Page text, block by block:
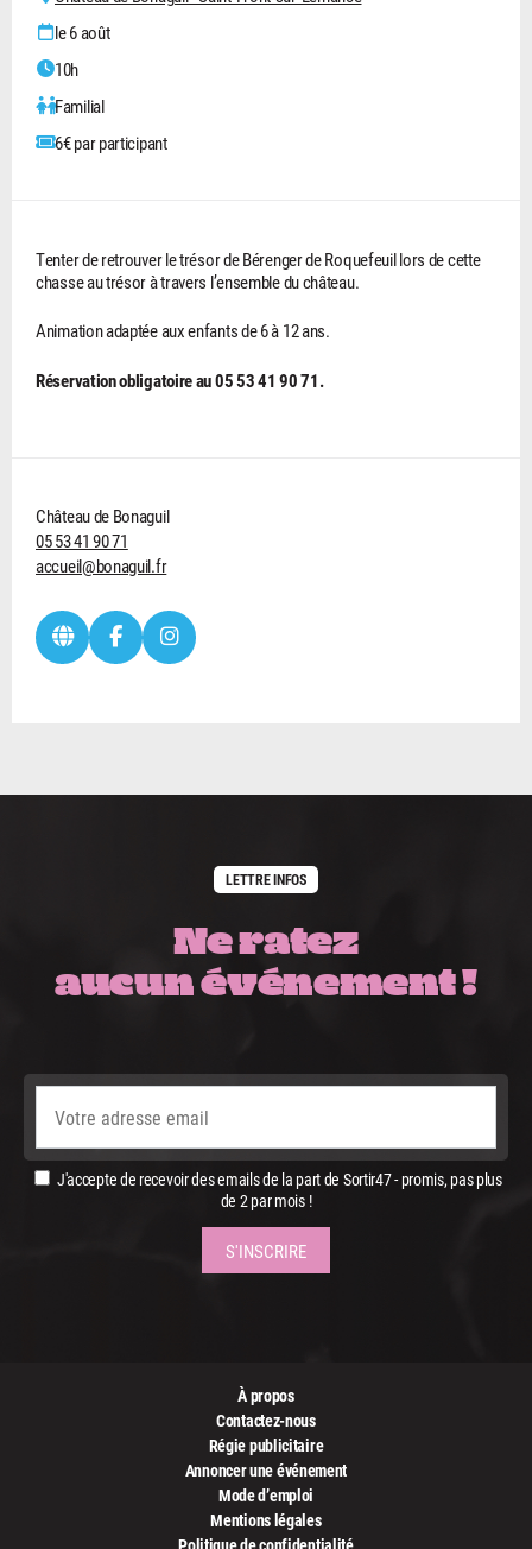
le 6 août
10h
Familial
6€ par participant
Tenter de retrouver le trésor de Bérenger de Roquefeuil lors de cette
chasse au trésor à travers l’ensemble du château.
Animation adaptée aux enfants de 6 à 12 ans.
Réservation obligatoire au 05 53 41 90 71.
Château de Bonaguil
05 53 41 90 71
accueil@bonaguil.fr
LETTRE INFOS
Ne ratez
aucun événement !
J'accepte de recevoir des emails de la part de Sortir47 - promis, pas plus
de 2 par mois !
À propos
Contactez-nous
Régie publicitaire
Annoncer une événement
Mode d’emploi
Mentions légales